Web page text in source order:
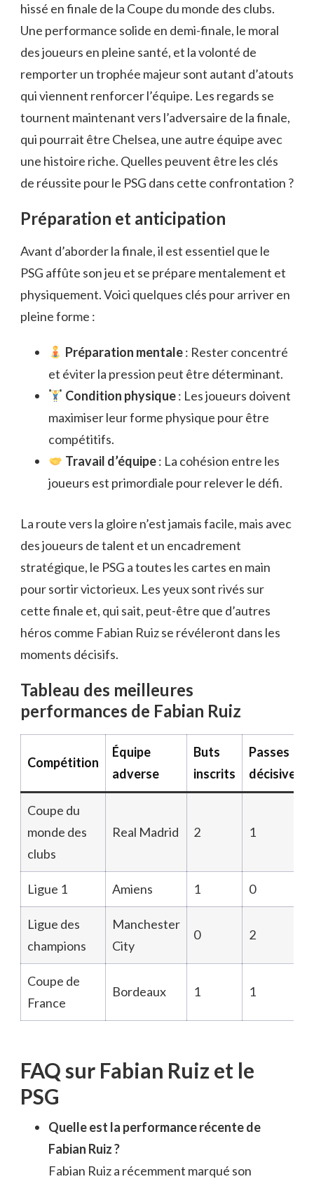
hissé en finale de la Coupe du monde des clubs.
Une performance solide en demi-finale, le moral
des joueurs en pleine santé, et la volonté de
remporter un trophée majeur sont autant d’atouts
qui viennent renforcer l’équipe. Les regards se
tournent maintenant vers l’adversaire de la finale,
qui pourrait être Chelsea, une autre équipe avec
une histoire riche. Quelles peuvent être les clés
de réussite pour le PSG dans cette confrontation ?
Préparation et anticipation
Avant d’aborder la finale, il est essentiel que le
PSG affûte son jeu et se prépare mentalement et
physiquement. Voici quelques clés pour arriver en
pleine forme :
Préparation mentale: Rester concentré
et éviter la pression peut être déterminant.
Condition physique: Les joueurs doivent
maximiser leur forme physique pour être
compétitifs.
Travail d’équipe: La cohésion entre les
joueurs est primordiale pour relever le défi.
La route vers la gloire n’est jamais facile, mais avec
des joueurs de talent et un encadrement
stratégique, le PSG a toutes les cartes en main
pour sortir victorieux. Les yeux sont rivés sur
cette finale et, qui sait, peut-être que d’autres
héros comme Fabian Ruiz se révéleront dans les
moments décisifs.
Tableau des meilleures
performances de Fabian Ruiz
Compétition
Équipe
adverse
Buts
inscrits
Passes
décisives
Coupe du
monde des
clubs
Real Madrid 2 1
Ligue 1 Amiens 1 0
Ligue des
champions
Manchester
City
0 2
Coupe de
France
Bordeaux 1 1
FAQ sur Fabian Ruiz et le
PSG
Quelle est la performance récente de
Fabian Ruiz ?
Fabian Ruiz a récemment marqué son